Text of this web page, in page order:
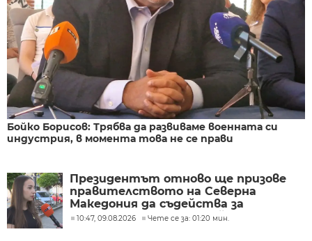
Бойко Борисов: Трябва да развиваме военната си
индустрия, в момента това не се прави
Президентът отново ще призове
правителството на Северна
Македония да съдейства за
лечението на Ива Михайлова
10:47, 09.08.2026 Чете се за: 01:20 мин.